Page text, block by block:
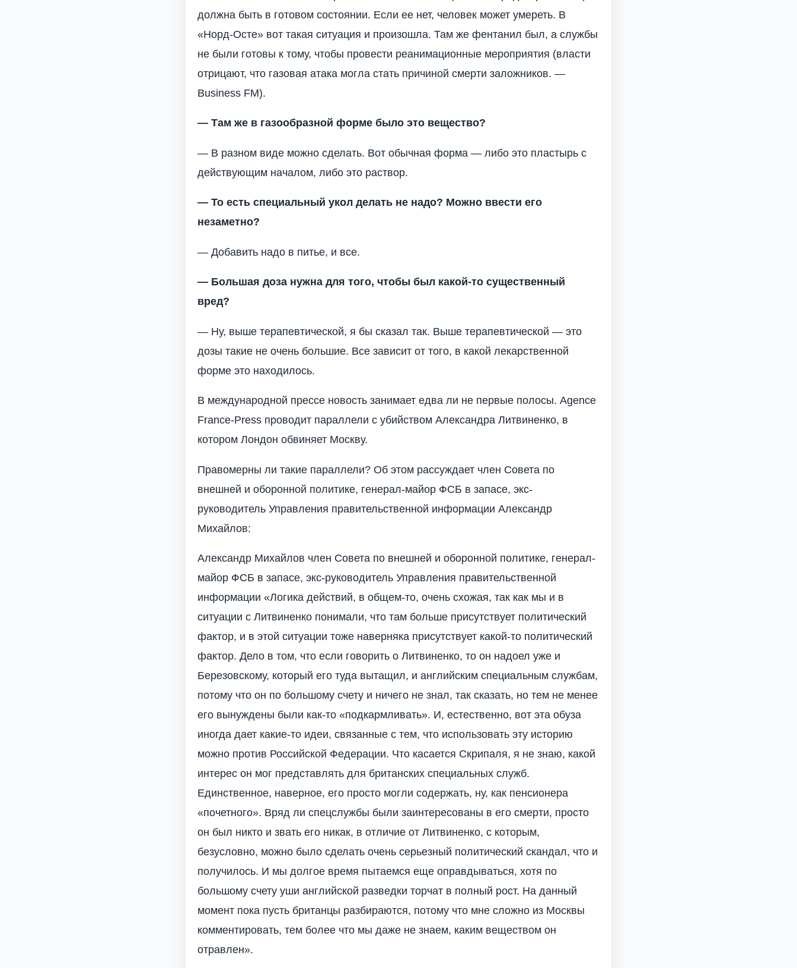
должна быть в готовом состоянии. Если ее нет, человек может умереть. В
«Норд-Осте» вот такая ситуация и произошла. Там же фентанил был, а службы
не были готовы к тому, чтобы провести реанимационные мероприятия (власти
отрицают, что газовая атака могла стать причиной смерти заложников. —
Business FM).
— Там же в газообразной форме было это вещество?
— В разном виде можно сделать. Вот обычная форма — либо это пластырь с
действующим началом, либо это раствор.
— То есть специальный укол делать не надо? Можно ввести его
незаметно?
— Добавить надо в питье, и все.
— Большая доза нужна для того, чтобы был какой-то существенный
вред?
— Ну, выше терапевтической, я бы сказал так. Выше терапевтической — это
дозы такие не очень большие. Все зависит от того, в какой лекарственной
форме это находилось.
В международной прессе новость занимает едва ли не первые полосы. Agence
France-Press проводит параллели с убийством Александра Литвиненко, в
котором Лондон обвиняет Москву.
Правомерны ли такие параллели? Об этом рассуждает член Совета по
внешней и оборонной политике, генерал-майор ФСБ в запасе, экс-
руководитель Управления правительственной информации Александр
Михайлов:
Александр Михайлов член Совета по внешней и оборонной политике, генерал-
майор ФСБ в запасе, экс-руководитель Управления правительственной
информации «Логика действий, в общем-то, очень схожая, так как мы и в
ситуации с Литвиненко понимали, что там больше присутствует политический
фактор, и в этой ситуации тоже наверняка присутствует какой-то политический
фактор. Дело в том, что если говорить о Литвиненко, то он надоел уже и
Березовскому, который его туда вытащил, и английским специальным службам,
потому что он по большому счету и ничего не знал, так сказать, но тем не менее
его вынуждены были как-то «подкармливать». И, естественно, вот эта обуза
иногда дает какие-то идеи, связанные с тем, что использовать эту историю
можно против Российской Федерации. Что касается Скрипаля, я не знаю, какой
интерес он мог представлять для британских специальных служб.
Единственное, наверное, его просто могли содержать, ну, как пенсионера
«почетного». Вряд ли спецслужбы были заинтересованы в его смерти, просто
он был никто и звать его никак, в отличие от Литвиненко, с которым,
безусловно, можно было сделать очень серьезный политический скандал, что и
получилось. И мы долгое время пытаемся еще оправдываться, хотя по
большому счету уши английской разведки торчат в полный рост. На данный
момент пока пусть британцы разбираются, потому что мне сложно из Москвы
комментировать, тем более что мы даже не знаем, каким веществом он
отравлен».